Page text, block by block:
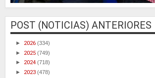
POST (NOTICIAS) ANTERIORES
► 2026 (334)
► 2025 (749)
► 2024 (718)
► 2023 (478)